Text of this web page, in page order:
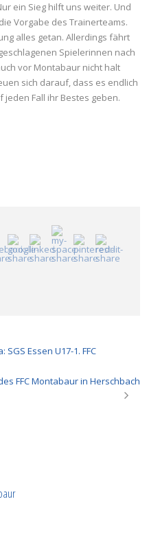
ein Sieg hilft uns weiter. Und
Vorgabe des Trainerteams.
alles getan. Allerdings fährt
Spielerinnen nach
vor Montabaur nicht halt
sich darauf, dass es endlich
Fall ihr Bestes geben.
Essen U17-1. FFC
FFC Montabaur in Herschbach